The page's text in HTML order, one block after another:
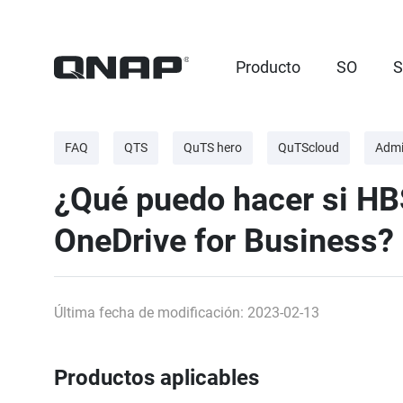
Producto SO
FAQ QTS QuTS hero QuTScloud
¿Qué puedo hacer si
OneDrive for Business?
Última fecha de modificación: 2023-02-13
Productos aplicables